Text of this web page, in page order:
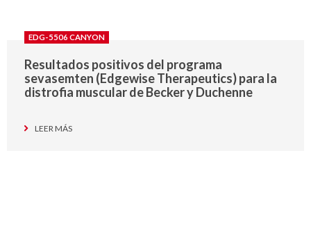
EDG-5506 CANYON
Resultados positivos del programa
sevasemten (Edgewise Therapeutics) para la
distrofia muscular de Becker y Duchenne
LEER MÁS